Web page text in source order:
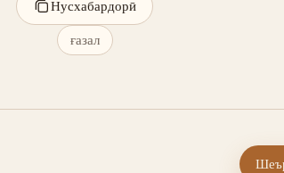
Нусхабардорӣ
ғазал